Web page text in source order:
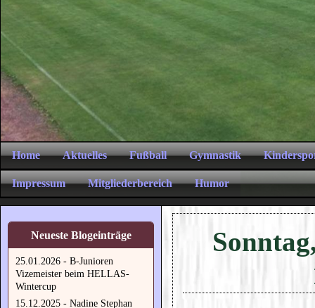
Home Aktuelles Fußball Gymnastik
Impressum Mitgliederbereich Humor
Neueste Blogeinträge
25.01.2026 - B-Junioren
Vizemeister beim HELLAS-
Wintercup
15.12.2025 - Nadine Stephan